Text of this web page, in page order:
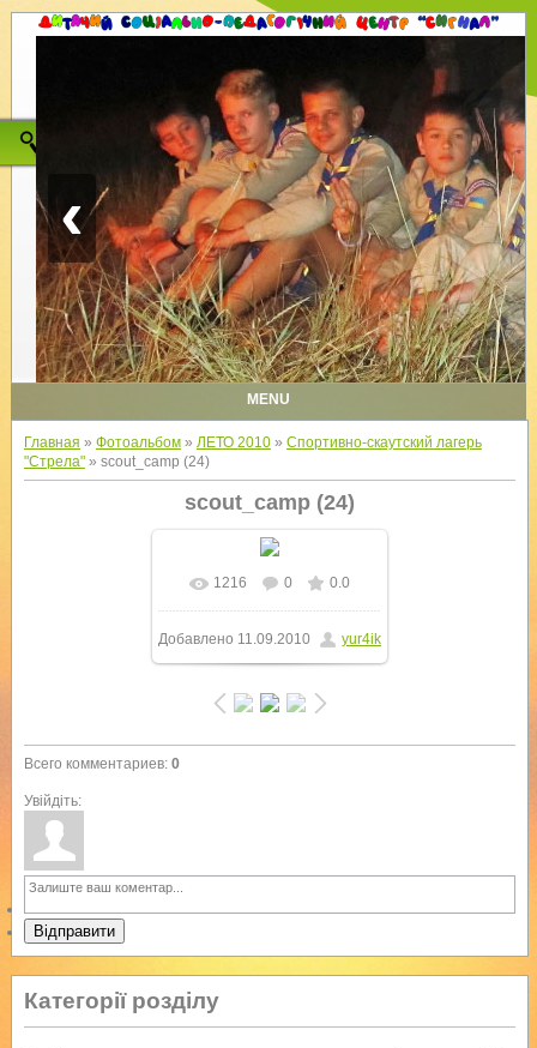
‹
MENU
Главная » Фотоальбом» ЛЕТО 2010» Спортивно-скаутский лагерь
"Стрела"» scout_camp (24)
scout_camp (24)
В реальном размере
1024x768/ 396.1Kb
1216 0 0.0
Добавлено 11.09.2010 yur4ik
Всего комментариев: 0
Увійдіть:
Відправити
Категорії розділу